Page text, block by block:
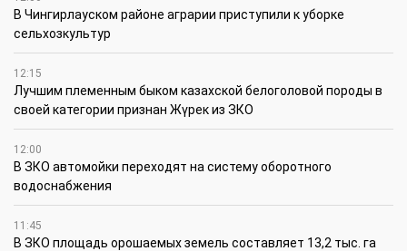
В Чингирлауском районе аграрии приступили к уборке
сельхозкультур
12:15
Лучшим племенным быком казахской белоголовой породы в
своей категории признан Жүрек из ЗКО
12:00
В ЗКО автомойки переходят на систему оборотного
водоснабжения
11:45
В ЗКО площадь орошаемых земель составляет 13,2 тыс. га